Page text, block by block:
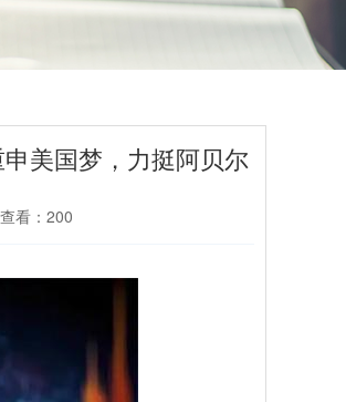
美国梦，力挺阿贝尔
查看：200